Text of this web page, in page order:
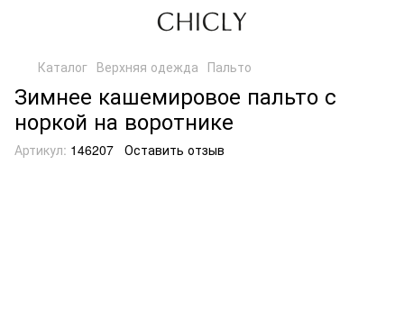
Каталог Верхняя одежда Пальто
Зимнее кашемировое пальто с
норкой на воротнике
Артикул: 146207 Оставить отзыв